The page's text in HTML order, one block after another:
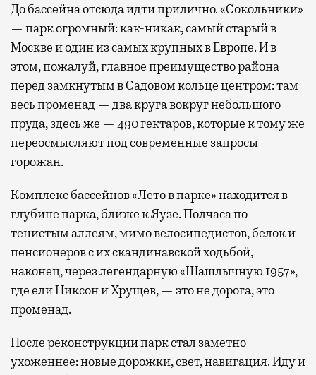
До бассейна отсюда идти прилично. «Сокольники»
— парк огромный: как-никак, самый старый в
Москве и один из самых крупных в Европе. И в
этом, пожалуй, главное преимущество района
перед замкнутым в Садовом кольце центром: там
весь променад — два круга вокруг небольшого
пруда, здесь же — 490 гектаров, которые к тому же
переосмысляют под современные запросы
горожан.
Комплекс бассейнов «Лето в парке» находится в
глубине парка, ближе к Яузе. Полчаса по
тенистым аллеям, мимо велосипедистов, белок и
пенсионеров с их скандинавской ходьбой,
наконец, через легендарную «Шашлычную 1957»,
где ели Никсон и Хрущев, — это не дорога, это
променад.
После реконструкции парк стал заметно
ухоженнее: новые дорожки, свет, навигация. Иду и